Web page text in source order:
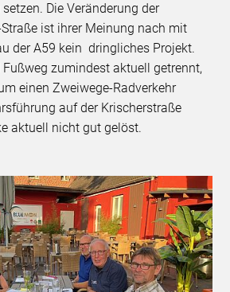
Die Veränderung der
ist ihrer Meinung nach mit
der A59 kein dringliches Projekt.
Fußweg zumindest aktuell getrennt,
einen Zweiwege-Radverkehr
auf der Krischerstraße
aktuell nicht gut gelöst.